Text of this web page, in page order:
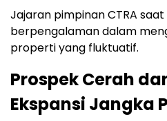
Jajaran pimpinan CTRA
berpengalaman dalam
properti yang fluktuatif.
Prospek Cerah
Ekspansi Jangka